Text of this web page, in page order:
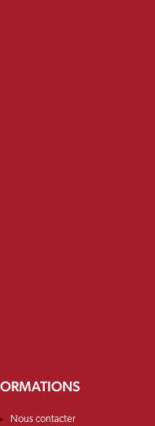
Nous contacter